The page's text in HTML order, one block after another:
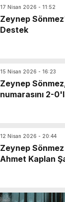
17 Nisan 2026 - 11:52
Zeynep
Destek
15 Nisan 2026 - 16:23
Zeynep
numarasını 2-
12 Nisan 2026 - 20:44
Zeynep
Ahmet Kaplan